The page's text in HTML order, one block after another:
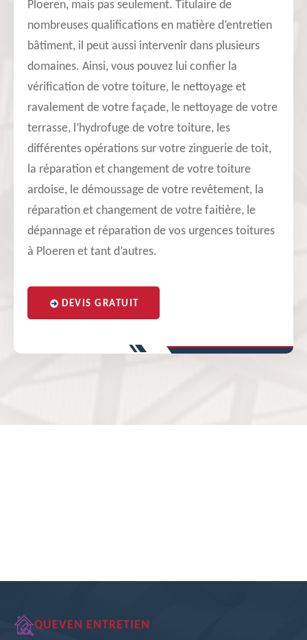
Ploeren, mais pas seulement. Titulaire de
nombreuses qualifications en matière d’entretien
bâtiment, il peut aussi intervenir dans plusieurs
domaines. Ainsi, vous pouvez lui confier la
vérification de votre toiture, le nettoyage et
ravalement de votre façade, le nettoyage de votre
terrasse, l’hydrofuge de votre toiture, les
différentes opérations sur votre zinguerie de toit,
la réparation et changement de votre toiture
ardoise, le démoussage de votre revêtement, la
réparation et changement de votre faitière, le
dépannage et réparation de vos urgences toitures
à Ploeren et tant d’autres.
DEVIS GRATUIT
QUEVEN ENTRETIEN